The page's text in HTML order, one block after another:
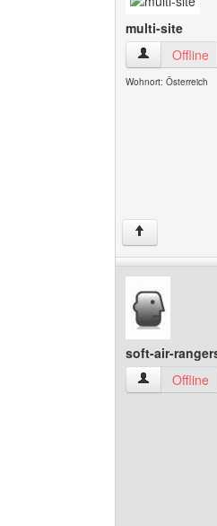
multi-site
multi-siteOffline
Wohnort: Österreich
↑
soft-air-
soft-air-Offline